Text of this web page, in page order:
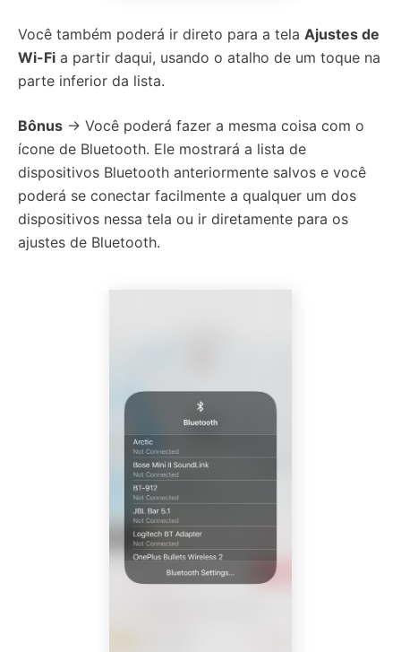
Você também poderá ir direto para a tela Ajustes de
Wi-Fi a partir daqui, usando o atalho de um toque na
parte inferior da lista.
Bônus → Você poderá fazer a mesma coisa com o
ícone de Bluetooth. Ele mostrará a lista de
dispositivos Bluetooth anteriormente salvos e você
poderá se conectar facilmente a qualquer um dos
dispositivos nessa tela ou ir diretamente para os
ajustes de Bluetooth.